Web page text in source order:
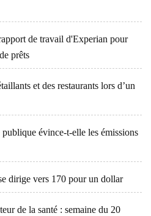
de travail d'Experian pour
prêts
et des restaurants lors d’un
évince-t-elle les émissions
dirige vers 170 pour un dollar
de la santé : semaine du 20